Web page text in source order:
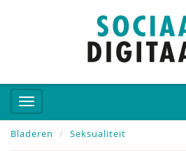
Bladeren Seksualiteit